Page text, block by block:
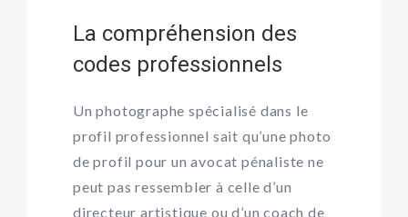
La compréhension des
codes professionnels
Un photographe spécialisé dans le
profil professionnel sait qu’une photo
de profil pour un avocat pénaliste ne
peut pas ressembler à celle d’un
directeur artistique ou d’un coach de